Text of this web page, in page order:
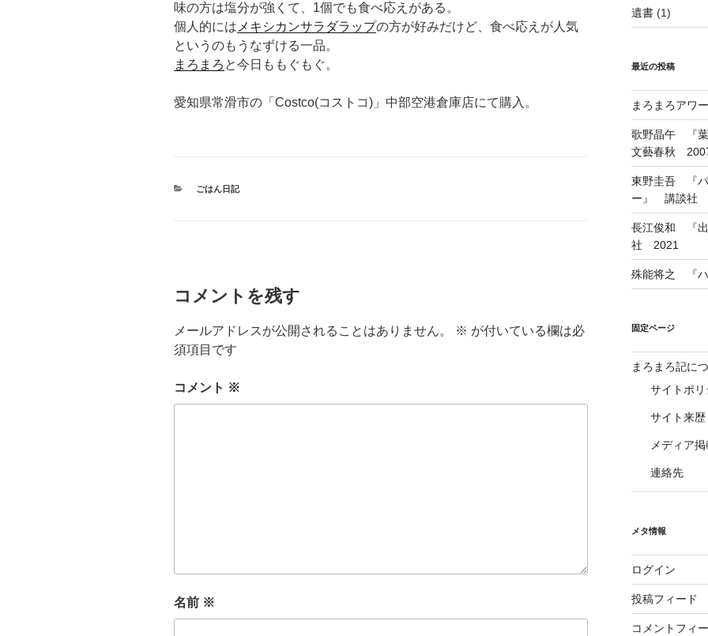
味の方は塩分が強くて、1個でも食べ応えがある。
個人的には メキシカンサラダラップの方が好みだけど、食べ応えが人気
というのもうなずける一品。
まろまろ と今日ももぐもぐ。
愛知県常滑市の「Costco(コストコ)」中部空港倉庫店にて購入。
カ
ごはん日記
コメントを残す
メールアドレスが公開されることはありません。 ※ が付いている欄は必
須項目です
コメント ※
名前 ※
遺書(1)
最近の投稿
まろまろアワ
歌野晶午 『
文藝春秋
東野圭吾 『パ
ー』 講談社
長江俊和 『
社 2021
殊能将之 『
固定ページ
まろまろ記に
サイトポリ
サイト来歴
メディア
連絡先
メタ情報
ログイン
投稿フィード
コメントフィ